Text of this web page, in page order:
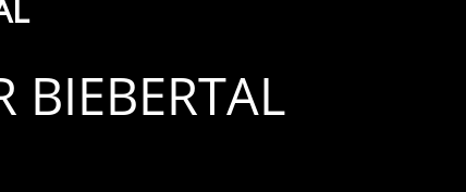
BIEBERTAL